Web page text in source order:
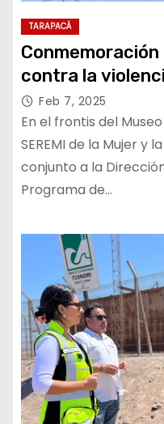
TARAPACÁ
contra la
Feb 7, 2025
En el frontis del
SEREMI de la Mujer y
conjunto a la
Programa de…